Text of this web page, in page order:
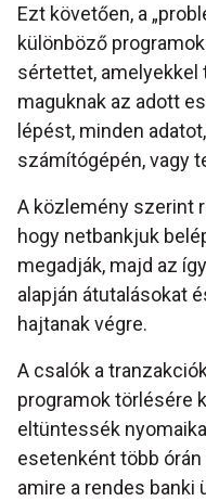
Ezt követően, a
különböző
sértettet,
maguknak az adott
lépést, minden
számítógépén, vagy
A közlemény szerint
hogy netbankjuk
megadják, majd az
alapján átutalásokat
hajtanak végre.
A csalók a
programok törlésére
eltüntessék
esetenként több
amire a rendes banki